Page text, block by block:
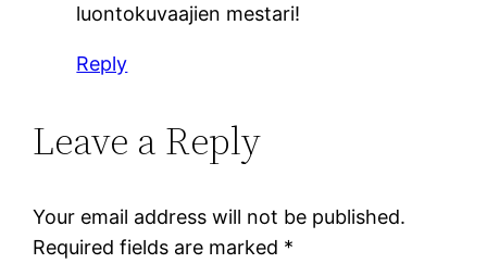
luontokuvaajien mestari!
Reply
Leave a Reply
Your email address will not be published.
Required fields are marked *